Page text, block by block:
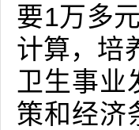
要1万多
计算，培
卫生事业
策和经济